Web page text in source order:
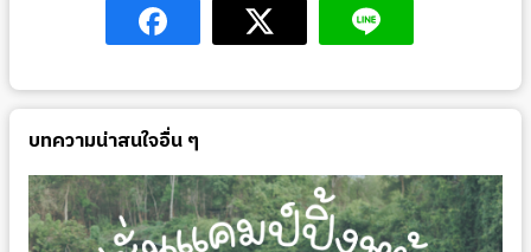
บทความน่าสนใจอื่น ๆ